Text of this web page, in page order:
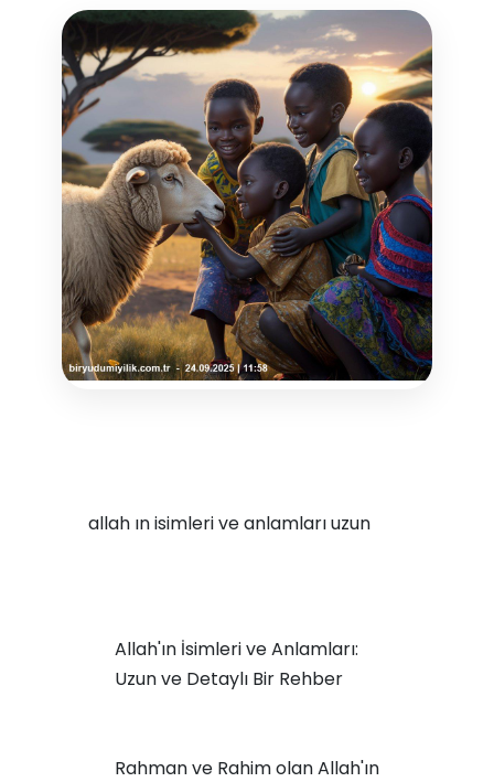
allah ın isimleri ve anlamları uzun
Allah'ın İsimleri ve Anlamları:
Uzun ve Detaylı Bir Rehber
Rahman ve Rahim olan Allah'ın